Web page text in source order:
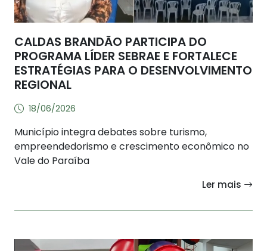
CALDAS BRANDÃO PARTICIPA DO
PROGRAMA LÍDER SEBRAE E FORTALECE
ESTRATÉGIAS PARA O DESENVOLVIMENTO
REGIONAL
18/06/2026
Município integra debates sobre turismo,
empreendedorismo e crescimento econômico no
Vale do Paraíba
Ler mais